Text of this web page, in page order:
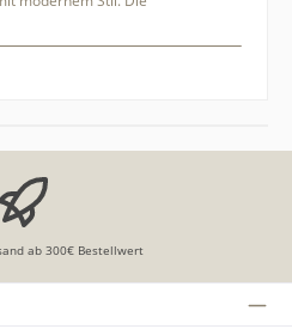
ab 300€ Bestellwert